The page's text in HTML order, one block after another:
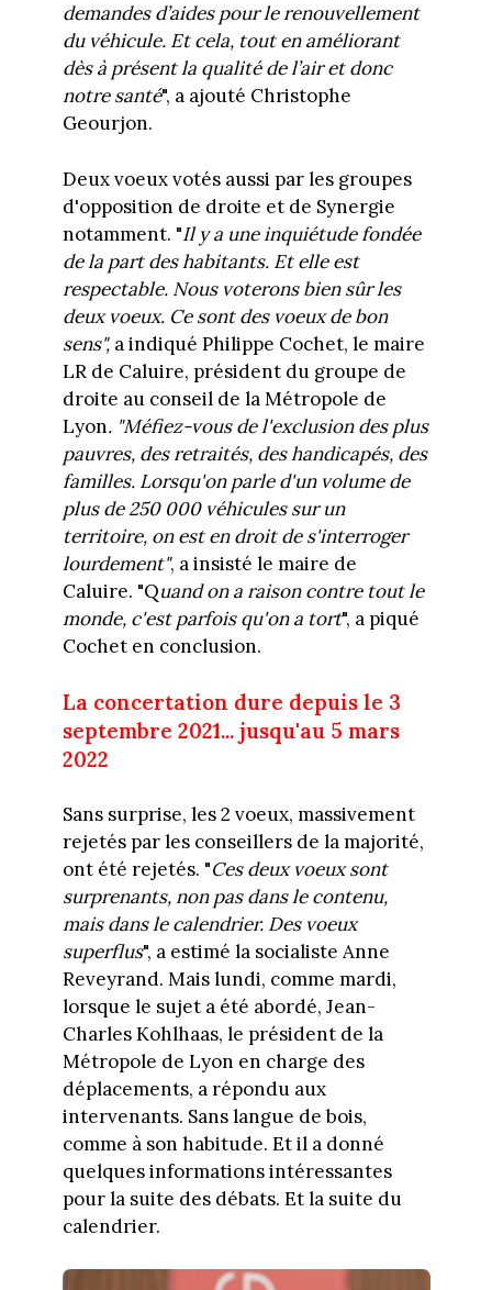
demandes d’aides pour le renouvellement
du véhicule. Et cela, tout en améliorant
dès à présent la qualité de l’air et donc
notre santé", a ajouté Christophe
Geourjon.
Deux voeux votés aussi par les groupes
d'opposition de droite et de Synergie
notamment. "Il y a une inquiétude fondée
de la part des habitants. Et elle est
respectable. Nous voterons bien sûr les
deux voeux. Ce sont des voeux de bon
sens", a indiqué Philippe Cochet, le maire
LR de Caluire, président du groupe de
droite au conseil de la Métropole de
Lyon. "Méfiez-vous de l'exclusion des plus
pauvres, des retraités, des handicapés, des
familles. Lorsqu'on parle d'un volume de
plus de 250 000 véhicules sur un
territoire, on est en droit de s'interroger
lourdement", a insisté le maire de
Caluire. "Quand on a raison contre tout le
monde, c'est parfois qu'on a tort", a piqué
Cochet en conclusion.
La concertation dure depuis le 3
septembre 2021... jusqu'au 5 mars
2022
Sans surprise, les 2 voeux, massivement
rejetés par les conseillers de la majorité,
ont été rejetés. "Ces deux voeux sont
surprenants, non pas dans le contenu,
mais dans le calendrier. Des voeux
superflus", a estimé la socialiste Anne
Reveyrand. Mais lundi, comme mardi,
lorsque le sujet a été abordé, Jean-
Charles Kohlhaas, le président de la
Métropole de Lyon en charge des
déplacements, a répondu aux
intervenants. Sans langue de bois,
comme à son habitude. Et il a donné
quelques informations intéressantes
pour la suite des débats. Et la suite du
calendrier.